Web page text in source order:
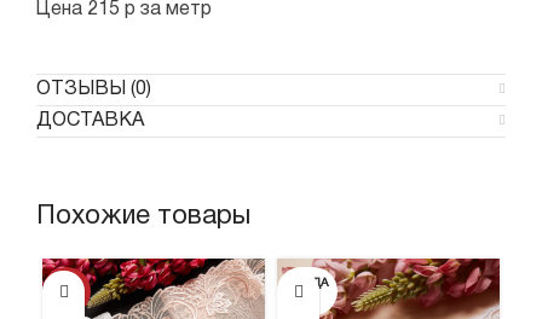
Цена 215 р за метр
ОТЗЫВЫ (0)
ДОСТАВКА
Похожие товары
ПРОДА
НО